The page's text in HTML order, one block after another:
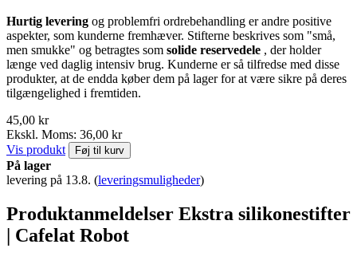
Hurtig levering og problemfri ordrebehandling er andre positive
aspekter, som kunderne fremhæver. Stifterne beskrives som "små,
men smukke" og betragtes som solide reservedele , der holder
længe ved daglig intensiv brug. Kunderne er så tilfredse med disse
produkter, at de endda køber dem på lager for at være sikre på deres
tilgængelighed i fremtiden.
45,00 kr
Ekskl. Moms: 36,00 kr
Vis produkt
Føj til kurv
På lager
levering på 13.8. (leveringsmuligheder)
Produktanmeldelser Ekstra silikonestifter
| Cafelat Robot